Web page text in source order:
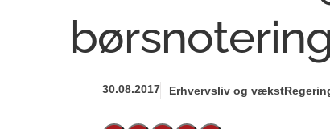
30.08.2017 Erhvervsliv og vækst